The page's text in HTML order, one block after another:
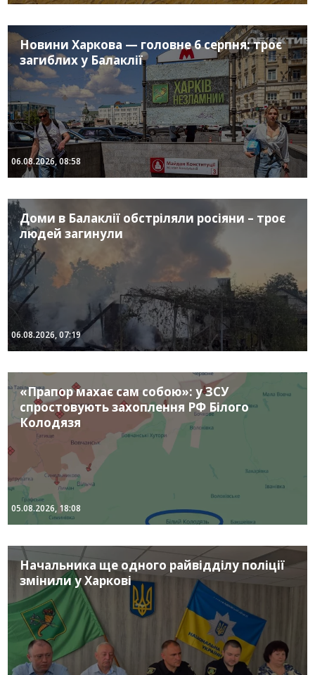
Новини Харкова — головне 6 серпня: троє
загиблих у Балаклії
06.08.2026, 08:58
Доми в Балаклії обстріляли росіяни – троє
людей загинули
06.08.2026, 07:19
«Прапор махає сам собою»: у ЗСУ
спростовують захоплення РФ Білого
Колодязя
05.08.2026, 18:08
Начальника ще одного райвідділу поліції
змінили у Харкові